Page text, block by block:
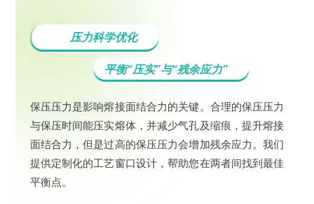
压力科学优化
平衡“压实”与“残余应力”
保压压力是影响熔接面结合力的关键。合理的保压压力
与保压时间能压实熔体，并减少气孔及缩痕，提升熔接
面结合力，但是过高的保压压力会增加残余应力。我们
提供定制化的工艺窗口设计，帮助您在两者间找到最佳
平衡点。